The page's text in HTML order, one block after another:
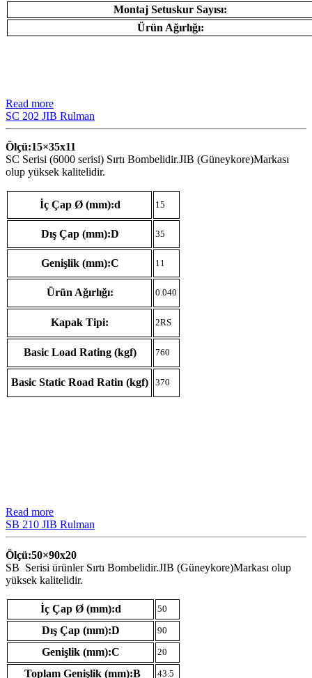
Montaj Setuskur Sayısı:
Ürün Ağırlığı:
Read more
SC 202 JIB Rulman
Ölçü:15×35x11
SC Serisi (6000 serisi) Sırtı Bombelidir.JIB (Güneykore)Markası
olup yüksek kalitelidir.
İç Çap Ø (mm):d 15
Dış Çap (mm):D 35
Genişlik (mm):C 11
Ürün Ağırlığı: 0.040
Kapak Tipi: 2RS
Basic Load Rating (kgf) 760
Basic Static Road Ratin (kgf) 370
Read more
SB 210 JIB Rulman
Ölçü:50×90x20
SB Serisi ürünler Sırtı Bombelidir.JIB (Güneykore)Markası olup
yüksek kalitelidir.
İç Çap Ø (mm):d 50
Dış Çap (mm):D 90
Genişlik (mm):C 20
Toplam Genişlik (mm):B 43.5